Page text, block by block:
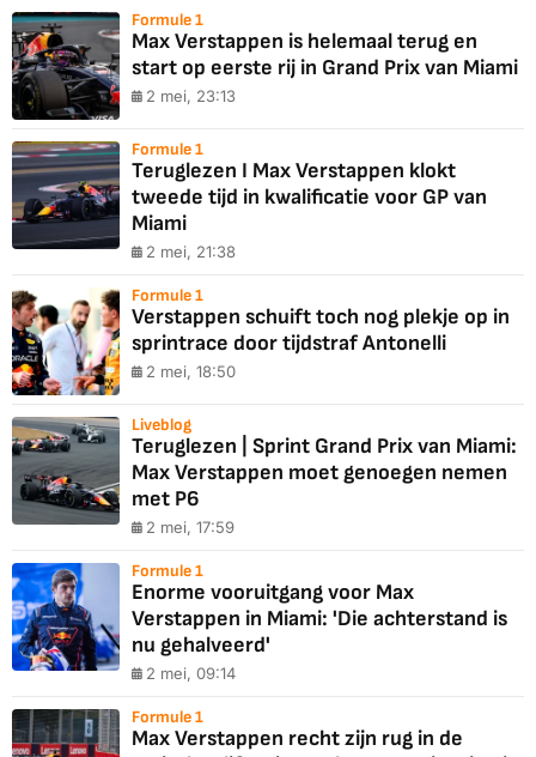
Formule 1
Max Verstappen is helemaal terug en
start op eerste rij in Grand Prix van Miami
2 mei, 23:13
Formule 1
Teruglezen I Max Verstappen klokt
tweede tijd in kwalificatie voor GP van
Miami
2 mei, 21:38
Formule 1
Verstappen schuift toch nog plekje op in
sprintrace door tijdstraf Antonelli
2 mei, 18:50
Liveblog
Teruglezen | Sprint Grand Prix van Miami:
Max Verstappen moet genoegen nemen
met P6
2 mei, 17:59
Formule 1
Enorme vooruitgang voor Max
Verstappen in Miami: 'Die achterstand is
nu gehalveerd'
2 mei, 09:14
Formule 1
Max Verstappen recht zijn rug in de